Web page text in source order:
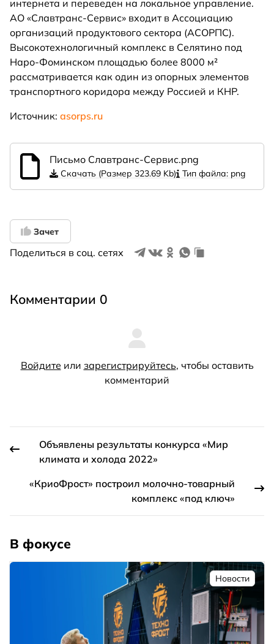
интернета и переведен на локальное управление.
АО «Славтранс-Сервис» входит в Ассоциацию
организаций продуктового сектора (АСОРПС).
Высокотехнологичный комплекс в Селятино под
Наро-Фоминском площадью более 8000 м²
рассматривается как один из опорных элементов
транспортного коридора между Россией и КНР.
Источник: asorps.ru
Письмо Славтранс-Сервис.png
Скачать (Размер 323.69 Kb) Тип файла: png
Зачет
Поделиться в соц. сетях
Комментарии 0
Войдите или зарегистрируйтесь, чтобы оставить
комментарий
Объявлены результаты конкурса «Мир
климата и холода 2022»
«КриоФрост» построил молочно-товарный
комплекс «под ключ»
В фокусе
Новости